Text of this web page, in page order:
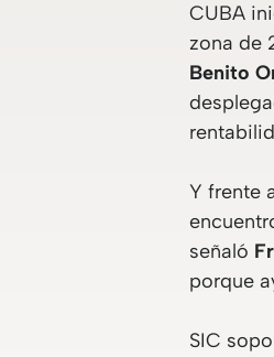
CUBA
zona de
Benito
Y frente
señaló
porque
SIC